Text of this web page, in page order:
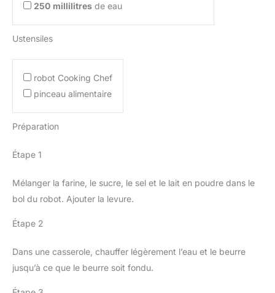
250 millilitres de eau
Ustensiles
robot Cooking Chef
pinceau alimentaire
Préparation
Étape 1
Mélanger la farine, le sucre, le sel et le lait en poudre dans le
bol du robot. Ajouter la levure.
Étape 2
Dans une casserole, chauffer légèrement l’eau et le beurre
jusqu’à ce que le beurre soit fondu.